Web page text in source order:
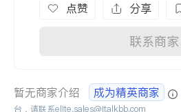
点赞 分享
联系商家
暂无商家介绍 成为精英商家
台，请联系elite.sales@italkbb.com